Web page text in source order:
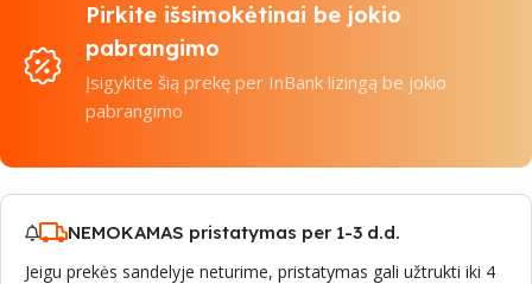
Pirkite išsimokėtinai be jokio
pabrangimo
Įsigykite šią prekę per InBank lizingą be jokio
pabrangimo
NEMOKAMAS pristatymas per 1-3 d.d.
Jeigu prekės sandelyje neturime, pristatymas gali užtrukti iki 4